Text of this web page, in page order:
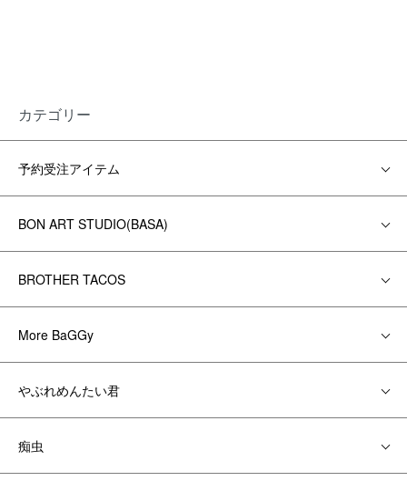
カテゴリー
予約受注アイテム
BON ART STUDIO(BASA)
BROTHER TACOS
More BaGGy
やぶれめんたい君
痴虫